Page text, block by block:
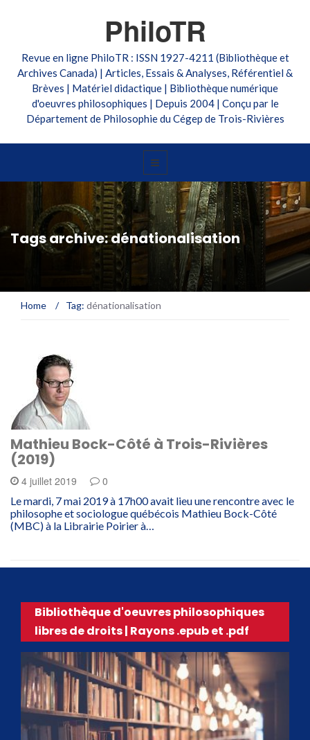
PhiloTR
Revue en ligne PhiloTR : ISSN 1927-4211 (Bibliothèque et
Archives Canada) | Articles, Essais & Analyses, Référentiel &
Brèves | Matériel didactique | Bibliothèque numérique
d'oeuvres philosophiques | Depuis 2004 | Conçu par le
Département de Philosophie du Cégep de Trois-Rivières
Tags archive: dénationalisation
Home / Tag: dénationalisation
Mathieu Bock-Côté à Trois-Rivières
(2019)
4 juillet 2019 0
Le mardi, 7 mai 2019 à 17h00 avait lieu une rencontre avec le
philosophe et sociologue québécois Mathieu Bock-Côté
(MBC) à la Librairie Poirier à…
Bibliothèque d'oeuvres philosophiques
libres de droits | Rayons .epub et .pdf